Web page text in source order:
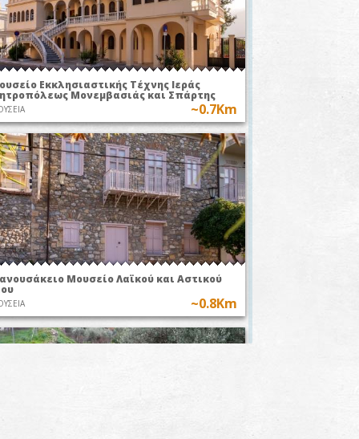
Αμφιθέατρο
ΣΥΝΑΥΛΙΕΣ
Πολεμική
Εορτή
Εορτή Ορθίας ή
Ορθωσίας
Αρτέμιδος
Εκκλησιαστικής Τέχνης Ιεράς
Μονεμβασιάς και Σπάρτης
~0.7Km
Μουσείο Λαϊκού και Αστικού
~0.8Km